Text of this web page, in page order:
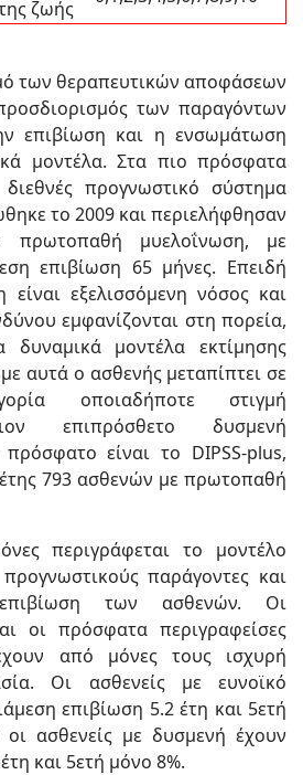
ζωής
των θεραπευτικών αποφάσεων
των παραγόντων
επιβίωση και η ενσωμάτωση
μοντέλα. Στα πιο πρόσφατα
προγνωστικό σύστημα
το 2009 και περιελήφθησαν
πρωτοπαθή μυελοΐνωση, με
επιβίωση 65 μήνες. Επειδή
εξελισσόμενη νόσος και
εμφανίζονται στη πορεία,
δυναμικά μοντέλα εκτίμησης
αυτά ο ασθενής μεταπίπτει σε
οποιαδήποτε στιγμή
επιπρόσθετο δυσμενή
είναι το DIPSS-plus,
793 ασθενών με πρωτοπαθή
περιγράφεται το μοντέλο
παράγοντες και
των ασθενών. Οι
οι πρόσφατα περιγραφείσες
από μόνες τους ισχυρή
Οι ασθενείς με ευνοϊκό
επιβίωση 5.2 έτη και 5ετή
ασθενείς με δυσμενή έχουν
και 5ετή μόνο 8%.